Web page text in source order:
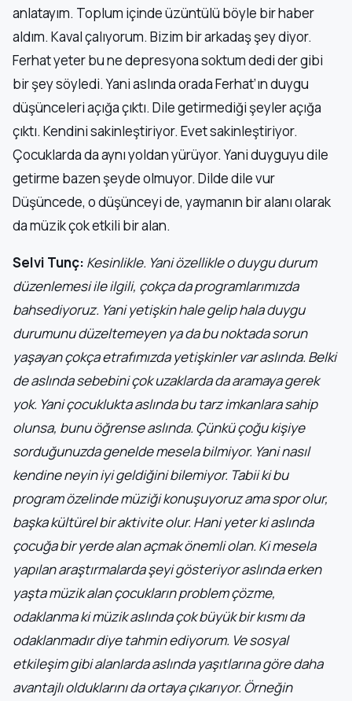
anlatayım. Toplum içinde üzüntülü böyle bir haber
aldım. Kaval çalıyorum. Bizim bir arkadaş şey diyor.
Ferhat yeter bu ne depresyona soktum dedi der gibi
bir şey söyledi. Yani aslında orada Ferhat’ın duygu
düşünceleri açığa çıktı. Dile getirmediği şeyler açığa
çıktı. Kendini sakinleştiriyor. Evet sakinleştiriyor.
Çocuklarda da aynı yoldan yürüyor. Yani duyguyu dile
getirme bazen şeyde olmuyor. Dilde dile vur
Düşüncede, o düşünceyi de, yaymanın bir alanı olarak
da müzik çok etkili bir alan.
Selvi Tunç: Kesinlikle. Yani özellikle o duygu durum
düzenlemesi ile ilgili, çokça da programlarımızda
bahsediyoruz. Yani yetişkin hale gelip hala duygu
durumunu düzeltemeyen ya da bu noktada sorun
yaşayan çokça etrafımızda yetişkinler var aslında. Belki
de aslında sebebini çok uzaklarda da aramaya gerek
yok. Yani çocuklukta aslında bu tarz imkanlara sahip
olunsa, bunu öğrense aslında. Çünkü çoğu kişiye
sorduğunuzda genelde mesela bilmiyor. Yani nasıl
kendine neyin iyi geldiğini bilemiyor. Tabii ki bu
program özelinde müziği konuşuyoruz ama spor olur,
başka kültürel bir aktivite olur. Hani yeter ki aslında
çocuğa bir yerde alan açmak önemli olan. Ki mesela
yapılan araştırmalarda şeyi gösteriyor aslında erken
yaşta müzik alan çocukların problem çözme,
odaklanma ki müzik aslında çok büyük bir kısmı da
odaklanmadır diye tahmin ediyorum. Ve sosyal
etkileşim gibi alanlarda aslında yaşıtlarına göre daha
avantajlı olduklarını da ortaya çıkarıyor. Örneğin